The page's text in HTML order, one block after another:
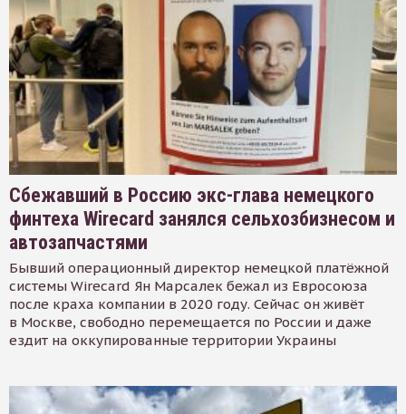
Сбежавший в Россию экс-глава немецкого
финтеха Wirecard занялся сельхозбизнесом и
автозапчастями
Бывший операционный директор немецкой платёжной
системы Wirecard Ян Марсалек бежал из Евросоюза
после краха компании в 2020 году. Сейчас он живёт
в Москве, свободно перемещается по России и даже
ездит на оккупированные территории Украины